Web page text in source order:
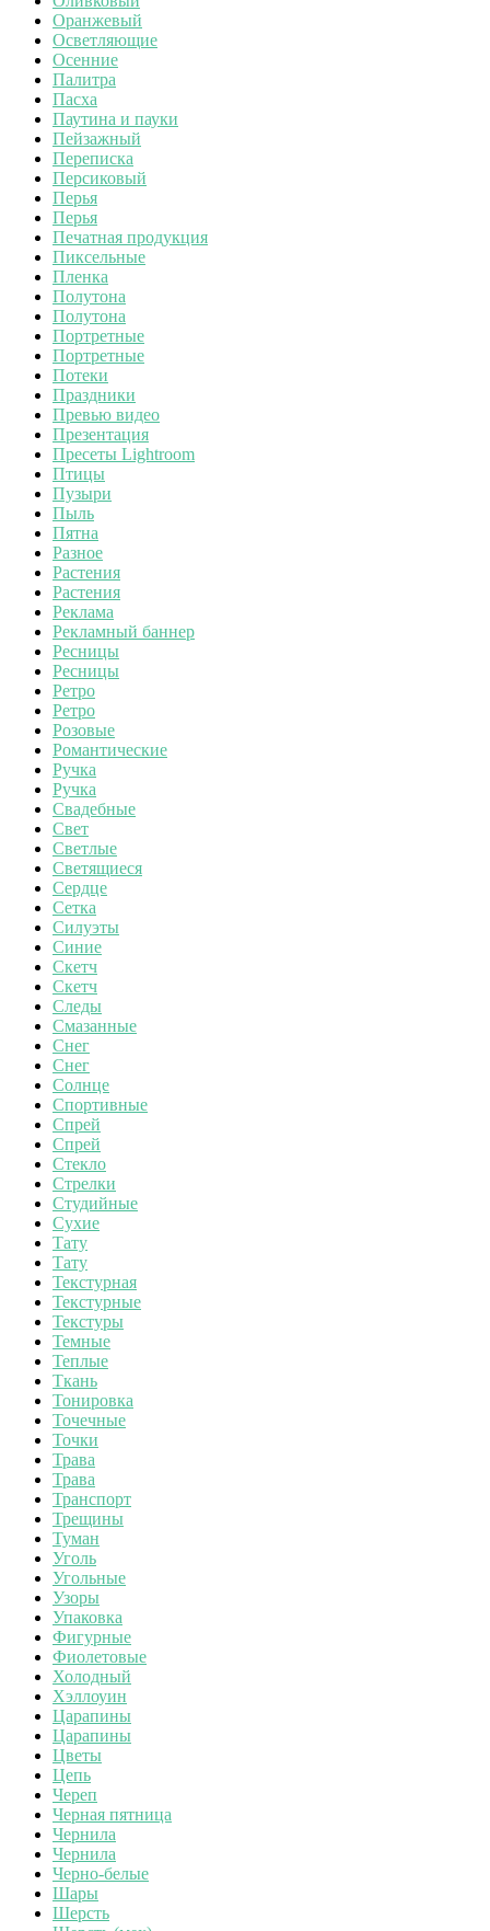
Оранжевый
Осветляющие
Осенние
Палитра
Пасха
Паутина и пауки
Пейзажный
Переписка
Персиковый
Перья
Перья
Печатная продукция
Пиксельные
Пленка
Полутона
Полутона
Портретные
Портретные
Потеки
Праздники
Превью видео
Презентация
Пресеты Lightroom
Птицы
Пузыри
Пыль
Пятна
Разное
Растения
Растения
Реклама
Рекламный баннер
Ресницы
Ресницы
Ретро
Ретро
Розовые
Романтические
Ручка
Ручка
Свадебные
Свет
Светлые
Светящиеся
Сердце
Сетка
Силуэты
Синие
Скетч
Скетч
Следы
Смазанные
Снег
Снег
Солнце
Спортивные
Спрей
Спрей
Стекло
Стрелки
Студийные
Сухие
Тату
Тату
Текстурная
Текстурные
Текстуры
Темные
Теплые
Ткань
Тонировка
Точечные
Точки
Трава
Трава
Транспорт
Трещины
Туман
Уголь
Угольные
Узоры
Упаковка
Фигурные
Фиолетовые
Холодный
Хэллоуин
Царапины
Царапины
Цветы
Цепь
Череп
Черная пятница
Чернила
Чернила
Черно-белые
Шары
Шерсть